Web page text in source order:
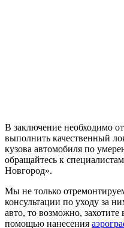
В заключение необходимо
выполнить качественный
кузова автомобиля по
обращайтесь к
Новгород».
Мы не только
консультации по уходу за
авто, то возможно,
помощью нанесения